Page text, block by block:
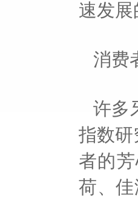
速发
消费
许多
指数研
者的
荷、